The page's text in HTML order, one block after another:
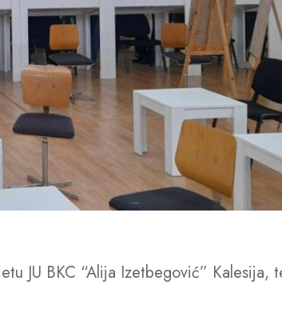
JU BKC “Alija Izetbegović” Kalesija,